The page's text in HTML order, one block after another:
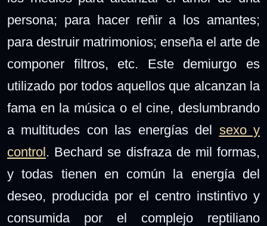
persona; para hacer reñir a los amantes;
para destruir matrimonios; enseña el arte de
componer filtros, etc. Este demiurgo es
utilizado por todos aquellos que alcanzan la
fama en la música o el cine, deslumbrando
a multitudes con las energías del sexo y
control. Bechard se disfraza de mil formas,
y todas tienen en común la energía del
deseo, producida por el centro instintivo y
consumida por el complejo reptiliano